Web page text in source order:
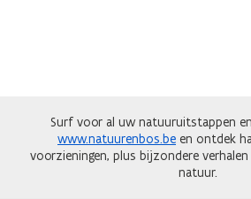
Surf voor al uw natuuruitstappen
www.natuurenbos.be en ontdek
voorzieningen, plus bijzondere
natuur.